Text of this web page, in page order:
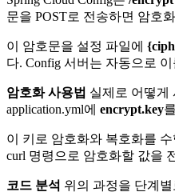
문을 POST로 전송하면 암호
이 암호문을 설정 파일에
다. Config 서버는 자동으로
암호화 사용법 실제로 어떻게
application.yml에 encrypt.key
이 키로 암호화와 복호화를
curl 명령으로 암호화할 값을
코드 분석 위의 과정을 단계